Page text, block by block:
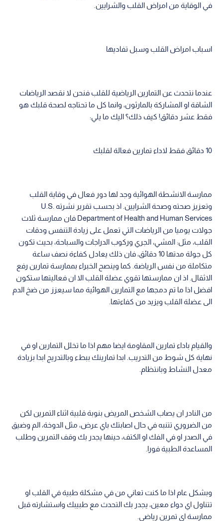
في الوقاية من امراض القلب والشرايين.
اسباب امراض القلب وسبل تفاديها
عندما نتحدث عن التمارين الرياضية للقلب فنحن لا نقصد الرياضات
الشاقة او المشاركة بالمارثون، وانما كل ما تحتاجه لصحة قلبك هو
فقط عشر دقائق! كيف ذلك؟ اليك ما يلي:
10 دقائق فقط لاداء تمارين فعالة لقلبك
ممارسة الانشطة الهوائية وجد لها دور فعال في وقاية القلب
وتعزيز صحته وصحة الشرايين. اذ بحسب تقرير نشرته U.S.
Department of Health and Human Services فان ممارسة ثلاث
جولات يوميا من الرياضات التي تعمل على زيادة التنفس ودقات
القلب، مثل: المشي، الجري وركوب الدراجات والسباحة، بحيث تكون
كل جولة مدتها 10 دقائق، فان ذلك يعادل كفاءة نصف ساعة
متكاملة من نفس الرياضة. كما وينصح الخبراء بممارسة تمارين رفع
الاثقال. اذ ان ممارستها تقوي عضلة القلب الا ان فعاليتها ستكون
افضل اذا ما تم دمجها مع التمارين الهوائية مما سيعزز من ضخ الدم
الى عضلة القلب ويزيد من كفاءتها.
والقيام باداء تمارين المقاومة ايضا مهم اذا ما تخلل التمارين او في
نهاية كل شوط من التدريب. ابدا تمارينك ببطء وبالتدريج ابدا بزيادة
معدل النشاط وبانتظام.
من النادر ان يصاب الشخص المريض بنوبة قلبية اثناء التمرين لكن
من الضروري تتنبه في حال اصابتك باي عرض، مثل الدوخة، الم وضيق
في الصدر او في الفك او الكتف، حينها يجدر بك وقف التمرين وطلب
المساعدة الطبية فورا.
وبشكل عام اذا ما كنت تعاني من في مشكلة طبية في القلب او
تتناول اي دواء معين، يجدر بك التحدث مع طبيبك واستشارته قبل
ممارسة اي تمرين رياضي.